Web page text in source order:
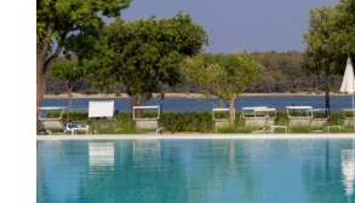
Putovanja
Tart od
lješnjaka
i jabuka
13/06/2018